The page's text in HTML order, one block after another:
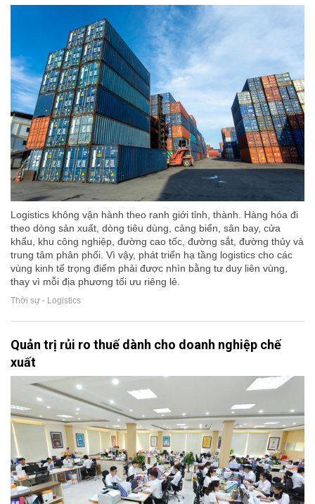
Logistics không vận hành theo ranh giới tỉnh, thành. Hàng hóa đi
theo dòng sản xuất, dòng tiêu dùng, cảng biển, sân bay, cửa
khẩu, khu công nghiệp, đường cao tốc, đường sắt, đường thủy và
trung tâm phân phối. Vì vậy, phát triển hạ tầng logistics cho các
vùng kinh tế trọng điểm phải được nhìn bằng tư duy liên vùng,
thay vì mỗi địa phương tối ưu riêng lẻ.
Thời sự - Logistics
Quản trị rủi ro thuế dành cho doanh nghiệp chế
xuất